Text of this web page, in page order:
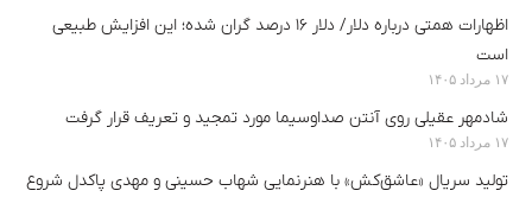
اظهارات همتی درباره دلار/ دلار ۱۶ درصد گران شده؛ این افزایش طبیعی
است
۱۷ مرداد ۱۴۰۵
شادمهر عقیلی روی آنتن صداوسیما مورد تمجید و تعریف قرار گرفت
۱۷ مرداد ۱۴۰۵
تولید سریال «عاشق‌کش» با هنرنمایی شهاب حسینی و مهدی پاکدل شروع